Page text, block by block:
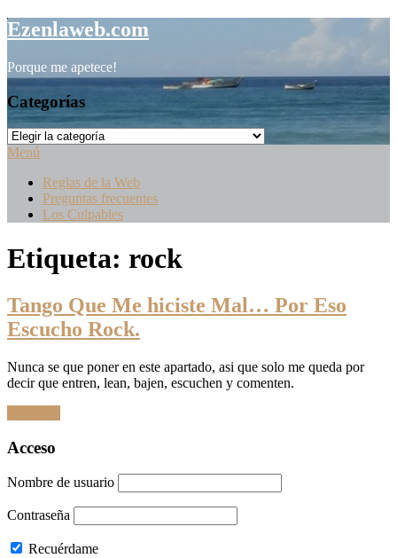
Saltar
al
Ezenlaweb.com
Porque me apetece!
Categorías
Categorías
Menú
Reglas de la Web
Preguntas frecuentes
Los Culpables
Etiqueta: rock
Tango Que Me hiciste Mal… Por Eso
Escucho Rock.
Nunca se que poner en este apartado, asi que solo me queda por
decir que entren, lean, bajen, escuchen y comenten.
a
las
entradas
Acceso
Nombre de usuario
Contraseña
Recuérdame